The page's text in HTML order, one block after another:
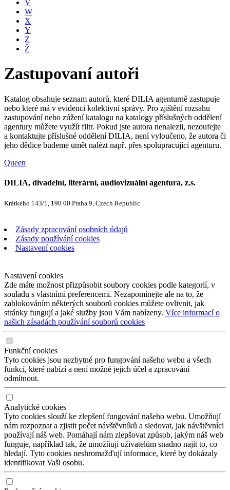
V
W
X
Y
Z
Ž
Zastupovaní autoři
Katalog obsahuje seznam autorů, které DILIA agenturně zastupuje
nebo které má v evidenci kolektivní správy. Pro zjištění rozsahu
zastupování nebo zúžení katalogu na katalogy příslušných oddělení
agentury můžete využít filtr. Pokud jste autora nenalezli, nezoufejte
a kontaktujte příslušné oddělení DILIA, není vyloučeno, že autora či
jeho dědice budeme umět nalézt např. přes spolupracující agenturu.
Queen
DILIA, divadelní, literární, audiovizuální agentura, z.s.
Krátkého 143/1, 190 00 Praha 9, Czech Republic
Zásady zpracování osobních údajů
Zásady používání cookies
Nastavení cookies
Nastavení cookies
Zde máte možnost přizpůsobit soubory cookies podle kategorií, v
souladu s vlastními preferencemi. Nezapomínejte ale na to, že
zablokováním některých souborů cookies můžete ovlivnit, jak
stránky fungují a jaké služby jsou Vám nabízeny. Více informací o
našich zásadách používání souborů cookies
Funkční cookies
Tyto cookies jsou nezbytné pro fungování našeho webu a všech
funkcí, které nabízí a není možné jejich účel a zpracování
odmítnout.
Analytické cookies
Tyto cookies slouží ke zlepšení fungování našeho webu. Umožňují
nám rozpoznat a zjistit počet návštěvníků a sledovat, jak návštěvníci
používají náš web. Pomáhají nám zlepšovat způsob, jakým náš web
funguje, například tak, že umožňují uživatelům snadno najít to, co
hledají. Tyto cookies neshromažďují informace, které by dokázaly
identifikovat Vaši osobu.